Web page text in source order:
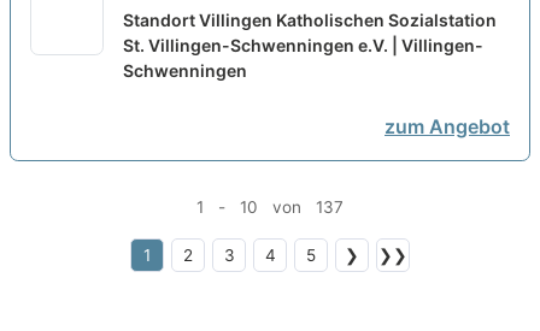
(Stundenumfang 30-85%)– Ihr neuer
Arbeitsplatz in einem eingespielten
Team! neu
Standort Villingen Katholischen Sozialstation
St. Villingen-Schwenningen e.V. | Villingen-
Schwenningen
zum Angebot
1 - 10 von 137
1 2 3 4 5 ❯ ❯❯